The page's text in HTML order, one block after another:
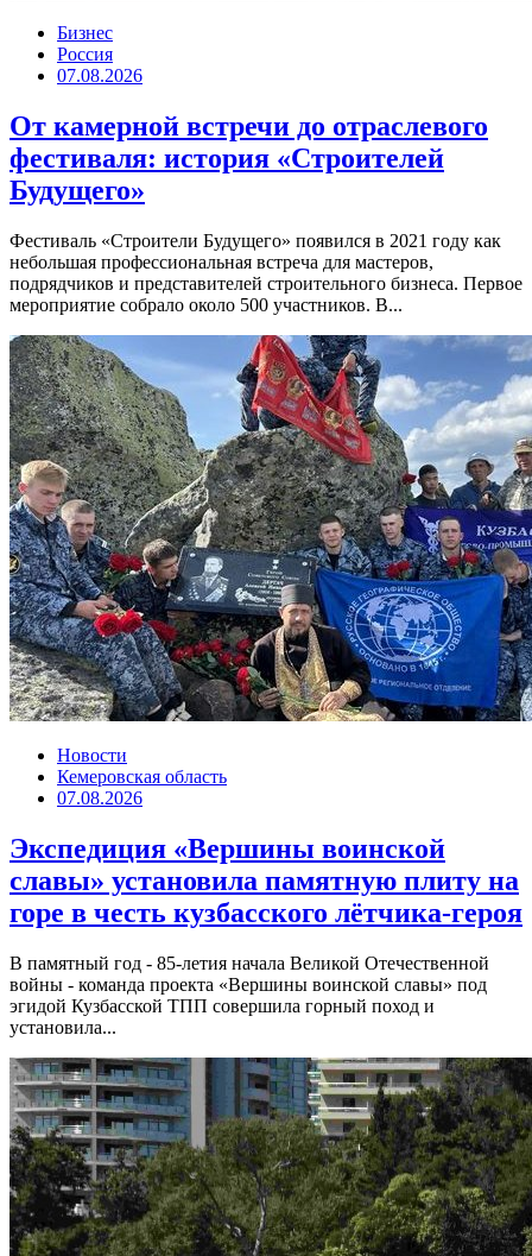
Бизнес
Россия
07.08.2026
От камерной встречи до отраслевого
фестиваля: история «Строителей
Будущего»
Фестиваль «Строители Будущего» появился в 2021 году как
небольшая профессиональная встреча для мастеров,
подрядчиков и представителей строительного бизнеса. Первое
мероприятие собрало около 500 участников. В...
Новости
Кемеровская область
07.08.2026
Экспедиция «Вершины воинской
славы» установила памятную плиту на
горе в честь кузбасского лётчика-героя
В памятный год - 85-летия начала Великой Отечественной
войны - команда проекта «Вершины воинской славы» под
эгидой Кузбасской ТПП совершила горный поход и
установила...